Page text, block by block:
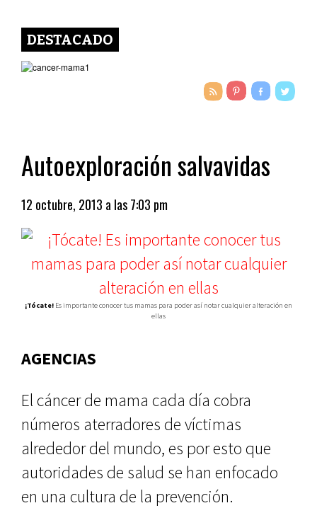
DESTACADO
Autoexploración salvavidas
12 octubre, 2013 a las 7:03 pm
¡Tócate! Es importante conocer tus mamas para poder así notar cualquier alteración en
ellas
AGENCIAS
El cáncer de mama cada día cobra
números aterradores de víctimas
alrededor del mundo, es por esto que
autoridades de salud se han enfocado
en una cultura de la prevención.